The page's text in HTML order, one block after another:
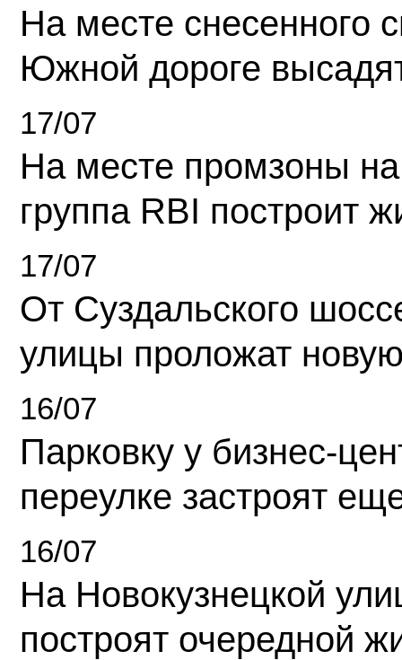
На месте снесенного
Южной дороге
17/07
На месте промзоны
группа RBI построит
17/07
От Суздальского
улицы проложат
16/07
Парковку у бизнес-
переулке застроят
16/07
На Новокузнецкой
построят очередной